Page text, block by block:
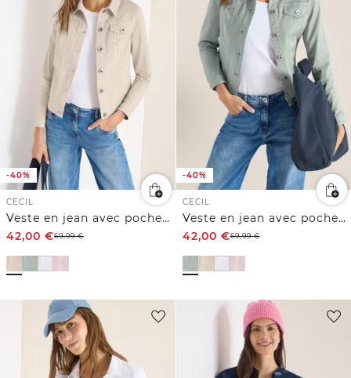
-40%
CECIL
Veste en jean avec poches poitrine et boutons
42,00 €69,99€
-40%
CECIL
Veste en jean avec poches poitrine et boutons
42,00 €69,99€